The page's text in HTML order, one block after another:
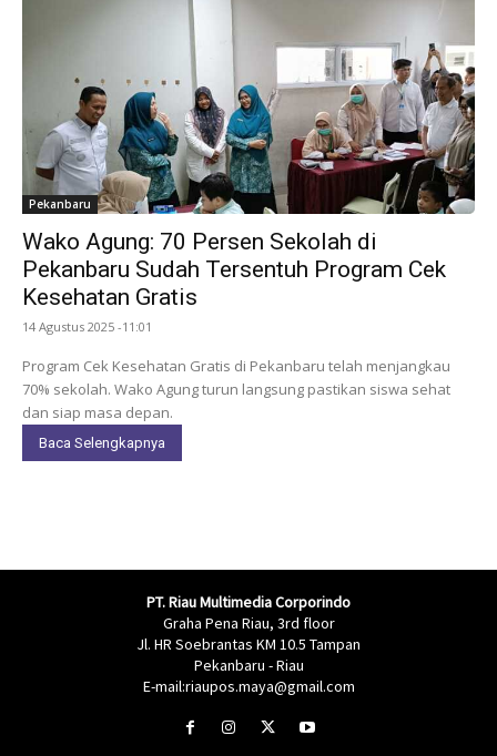
Pekanbaru
Wako Agung: 70 Persen Sekolah di
Pekanbaru Sudah Tersentuh Program Cek
Kesehatan Gratis
14 Agustus 2025 -11:01
Program Cek Kesehatan Gratis di Pekanbaru telah menjangkau
70% sekolah. Wako Agung turun langsung pastikan siswa sehat
dan siap masa depan.
Baca Selengkapnya
PT. Riau Multimedia Corporindo
Graha Pena Riau, 3rd floor
Jl. HR Soebrantas KM 10.5 Tampan
Pekanbaru - Riau
E-mail:riaupos.maya@gmail.com